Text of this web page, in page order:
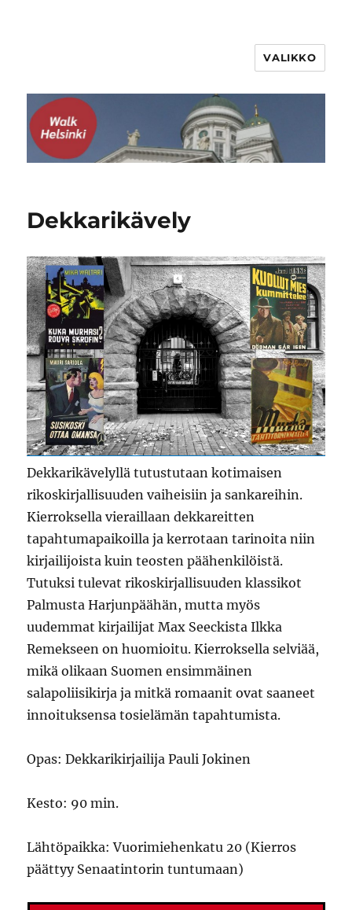
VALIKKO
Dekkarikävely
Dekkarikävelyllä tutustutaan kotimaisen
rikoskirjallisuuden vaiheisiin ja sankareihin.
Kierroksella vieraillaan dekkareitten
tapahtumapaikoilla ja kerrotaan tarinoita niin
kirjailijoista kuin teosten päähenkilöistä.
Tutuksi tulevat rikoskirjallisuuden klassikot
Palmusta Harjunpäähän, mutta myös
uudemmat kirjailijat Max Seeckista Ilkka
Remekseen on huomioitu. Kierroksella selviää,
mikä olikaan Suomen ensimmäinen
salapoliisikirja ja mitkä romaanit ovat saaneet
innoituksensa tosielämän tapahtumista.
Opas: Dekkarikirjailija Pauli Jokinen
Kesto: 90 min.
Lähtöpaikka: Vuorimiehenkatu 20 (Kierros
päättyy Senaatintorin tuntumaan)